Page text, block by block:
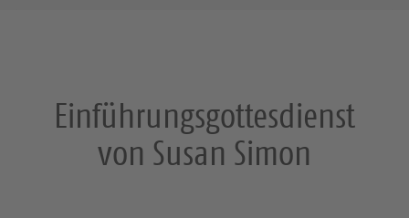
Einführungsgottesdienst
von Susan Simon